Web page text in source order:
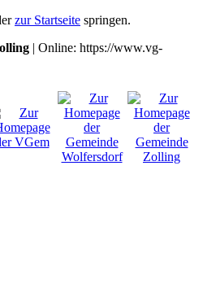
zur Startseite springen.
| Online: https://www.vg-